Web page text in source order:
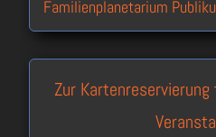
Familienplanetarium
Zur